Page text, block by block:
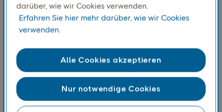
darüber, wie wir Cookies verwenden.
Erfahren Sie hier mehr darüber, wie wir Cookies
verwenden.
Nur notwendige Cookies
Alle Cookies akzeptieren